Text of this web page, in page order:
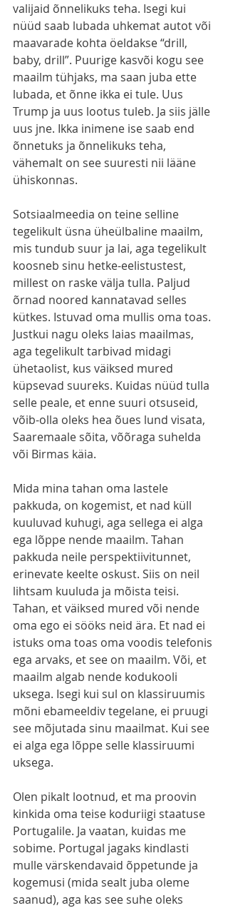
valijaid õnnelikuks teha. Isegi kui
nüüd saab lubada uhkemat autot või
maavarade kohta öeldakse “drill,
baby, drill”. Puurige kasvõi kogu see
maailm tühjaks, ma saan juba ette
lubada, et õnne ikka ei tule. Uus
Trump ja uus lootus tuleb. Ja siis jälle
uus jne. Ikka inimene ise saab end
õnnetuks ja õnnelikuks teha,
vähemalt on see suuresti nii lääne
ühiskonnas.
Sotsiaalmeedia on teine selline
tegelikult üsna üheülbaline maailm,
mis tundub suur ja lai, aga tegelikult
koosneb sinu hetke-eelistustest,
millest on raske välja tulla. Paljud
õrnad noored kannatavad selles
kütkes. Istuvad oma mullis oma toas.
Justkui nagu oleks laias maailmas,
aga tegelikult tarbivad midagi
ühetaolist, kus väiksed mured
küpsevad suureks. Kuidas nüüd tulla
selle peale, et enne suuri otsuseid,
võib-olla oleks hea õues lund visata,
Saaremaale sõita, võõraga suhelda
või Birmas käia.
Mida mina tahan oma lastele
pakkuda, on kogemist, et nad küll
kuuluvad kuhugi, aga sellega ei alga
ega lõppe nende maailm. Tahan
pakkuda neile perspektiivitunnet,
erinevate keelte oskust. Siis on neil
lihtsam kuuluda ja mõista teisi.
Tahan, et väiksed mured või nende
oma ego ei sööks neid ära. Et nad ei
istuks oma toas oma voodis telefonis
ega arvaks, et see on maailm. Või, et
maailm algab nende kodukooli
uksega. Isegi kui sul on klassiruumis
mõni ebameeldiv tegelane, ei pruugi
see mõjutada sinu maailmat. Kui see
ei alga ega lõppe selle klassiruumi
uksega.
Olen pikalt lootnud, et ma proovin
kinkida oma teise koduriigi staatuse
Portugalile. Ja vaatan, kuidas me
sobime. Portugal jagaks kindlasti
mulle värskendavaid õppetunde ja
kogemusi (mida sealt juba oleme
saanud), aga kas see suhe oleks